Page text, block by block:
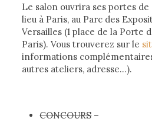
Le salon ouvrira ses portes de
lieu à Paris, au Parc des
Versailles (1 place de la Porte
Paris). Vous trouverez sur le
informations
autres ateliers, adresse…).
CONCOURS–